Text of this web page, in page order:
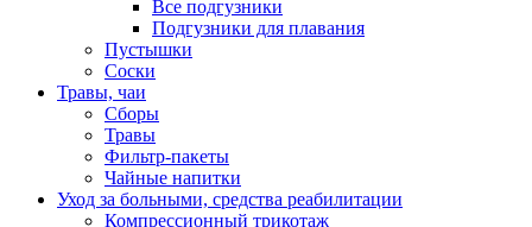
Все подгузники
Подгузники для плавания
Пустышки
Соски
Травы, чаи
Сборы
Травы
Фильтр-пакеты
Чайные напитки
Уход за больными, средства реабилитации
Компрессионный трикотаж